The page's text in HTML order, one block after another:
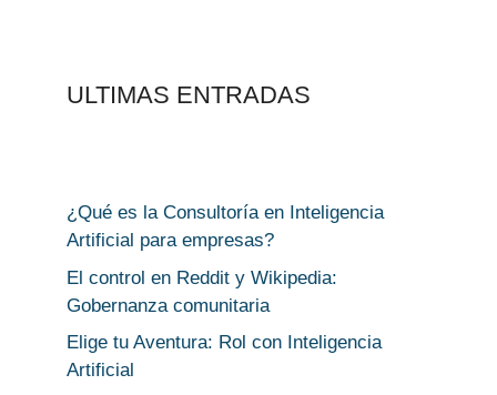
ULTIMAS ENTRADAS
¿Qué es la Consultoría en Inteligencia
Artificial para empresas?
El control en Reddit y Wikipedia:
Gobernanza comunitaria
Elige tu Aventura: Rol con Inteligencia
Artificial